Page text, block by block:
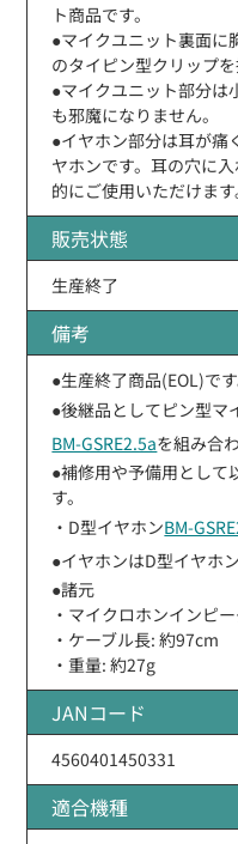
ト商品です。
●マイクユニット裏面に
のタイピン型クリップを
●マイクユニット部分は
も邪魔になりません。
●イヤホン部分は耳が痛
ヤホンです。耳の穴に
的にご使用いただけます
販売状態
生産終了
備考
●生産終了商品(EOL)です
●後継品としてピン型マ
BM-GSRE2.5aを組み合
●補修用や予備用として
す。
・D型イヤホンBM-
●イヤホンはD型イヤホン
●諸元
・マイクロホンインピ
・ケーブル長: 約97cm
・重量: 約27g
JANコード
4560401450331
適合機種